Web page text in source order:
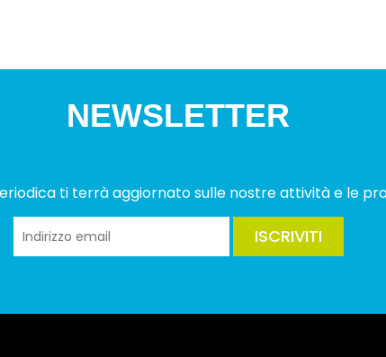
NEWSLETTER
ti terrà aggiornato sulle nostre attività e le
ISCRIVITI